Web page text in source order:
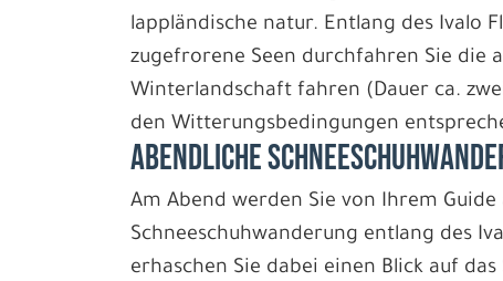
lappländische natur. Entlang des Ivalo
zugefrorene Seen durchfahren Sie die
Winterlandschaft fahren (Dauer ca.
den Witterungsbedingungen
ABENDLICHE
Am Abend werden Sie von Ihrem
Schneeschuhwanderung entlang des
erhaschen Sie dabei einen Blick auf